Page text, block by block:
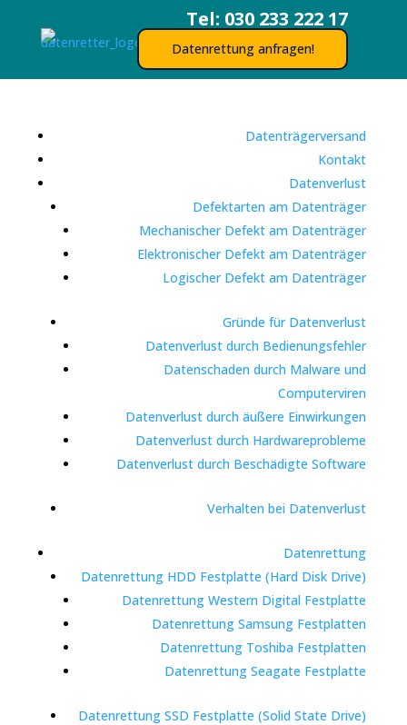
Tel: 030 233 222 17
Datenrettung anfragen!
Datenträgerversand
Kontakt
Datenverlust
Defektarten am Datenträger
Mechanischer Defekt am Datenträger
Elektronischer Defekt am Datenträger
Logischer Defekt am Datenträger
Gründe für Datenverlust
Datenverlust durch Bedienungsfehler
Datenschaden durch Malware und
Computerviren
Datenverlust durch äußere Einwirkungen
Datenverlust durch Hardwareprobleme
Datenverlust durch Beschädigte Software
Verhalten bei Datenverlust
Datenrettung
Datenrettung HDD Festplatte (Hard Disk Drive)
Datenrettung Western Digital Festplatte
Datenrettung Samsung Festplatten
Datenrettung Toshiba Festplatten
Datenrettung Seagate Festplatte
Datenrettung SSD Festplatte (Solid State Drive)